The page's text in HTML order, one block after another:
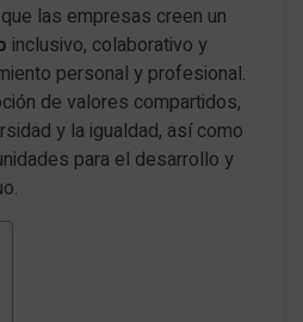
las empresas creen un
inclusivo, colaborativo y
personal y profesional.
de valores compartidos,
y la igualdad, así como
para el desarrollo y